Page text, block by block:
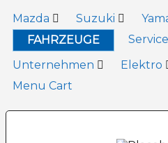
Mazda Suzuki
FAHRZEUGE
Service
Unternehmen
Elektro
Menu Cart